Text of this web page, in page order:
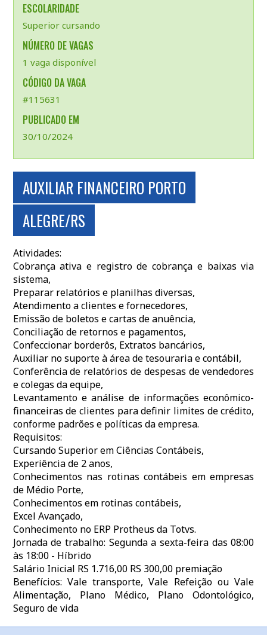
ESCOLARIDADE
Superior cursando
NÚMERO DE VAGAS
1 vaga disponível
CÓDIGO DA VAGA
#115631
PUBLICADO EM
30/10/2024
AUXILIAR FINANCEIRO PORTO
ALEGRE/RS
Atividades:
Cobrança ativa e registro de cobrança e baixas via
sistema,
Preparar relatórios e planilhas diversas,
Atendimento a clientes e fornecedores,
Emissão de boletos e cartas de anuência,
Conciliação de retornos e pagamentos,
Confeccionar borderôs, Extratos bancários,
Auxiliar no suporte à área de tesouraria e contábil,
Conferência de relatórios de despesas de vendedores
e colegas da equipe,
Levantamento e análise de informações econômico-
financeiras de clientes para definir limites de crédito,
conforme padrões e políticas da empresa.
Requisitos:
Cursando Superior em Ciências Contábeis,
Experiência de 2 anos,
Conhecimentos nas rotinas contábeis em empresas
de Médio Porte,
Conhecimentos em rotinas contábeis,
Excel Avançado,
Conhecimento no ERP Protheus da Totvs.
Jornada de trabalho: Segunda a sexta-feira das 08:00
às 18:00 - Híbrido
Salário Inicial RS 1.716,00 RS 300,00 premiação
Benefícios: Vale transporte, Vale Refeição ou Vale
Alimentação, Plano Médico, Plano Odontológico,
Seguro de vida